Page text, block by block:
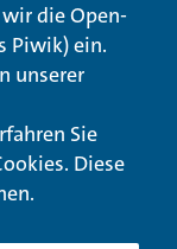
die Open-
Piwik) ein.
unserer
Sie
Diese